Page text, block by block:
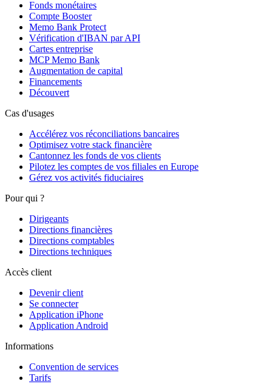
Fonds monétaires
Compte Booster
Memo Bank Protect
Vérification d'IBAN par API
Cartes entreprise
MCP Memo Bank
Augmentation de capital
Financements
Découvert
Cas d'usages
Accélérez vos réconciliations bancaires
Optimisez votre stack financière
Cantonnez les fonds de vos clients
Pilotez les comptes de vos filiales en Europe
Gérez vos activités fiduciaires
Pour qui ?
Dirigeants
Directions financières
Directions comptables
Directions techniques
Accès client
Devenir client
Se connecter
Application iPhone
Application Android
Informations
Convention de services
Tarifs